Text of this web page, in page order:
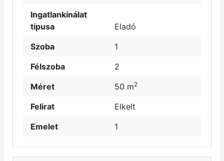
Ingatlankínálat
típusa
Eladó
Szoba
1
Félszoba
2
Méret
50 m2
Felirat
Elkelt
Emelet
1